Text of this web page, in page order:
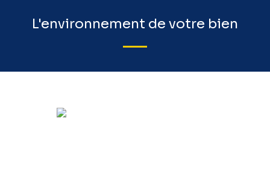
L'environnement de votre bien